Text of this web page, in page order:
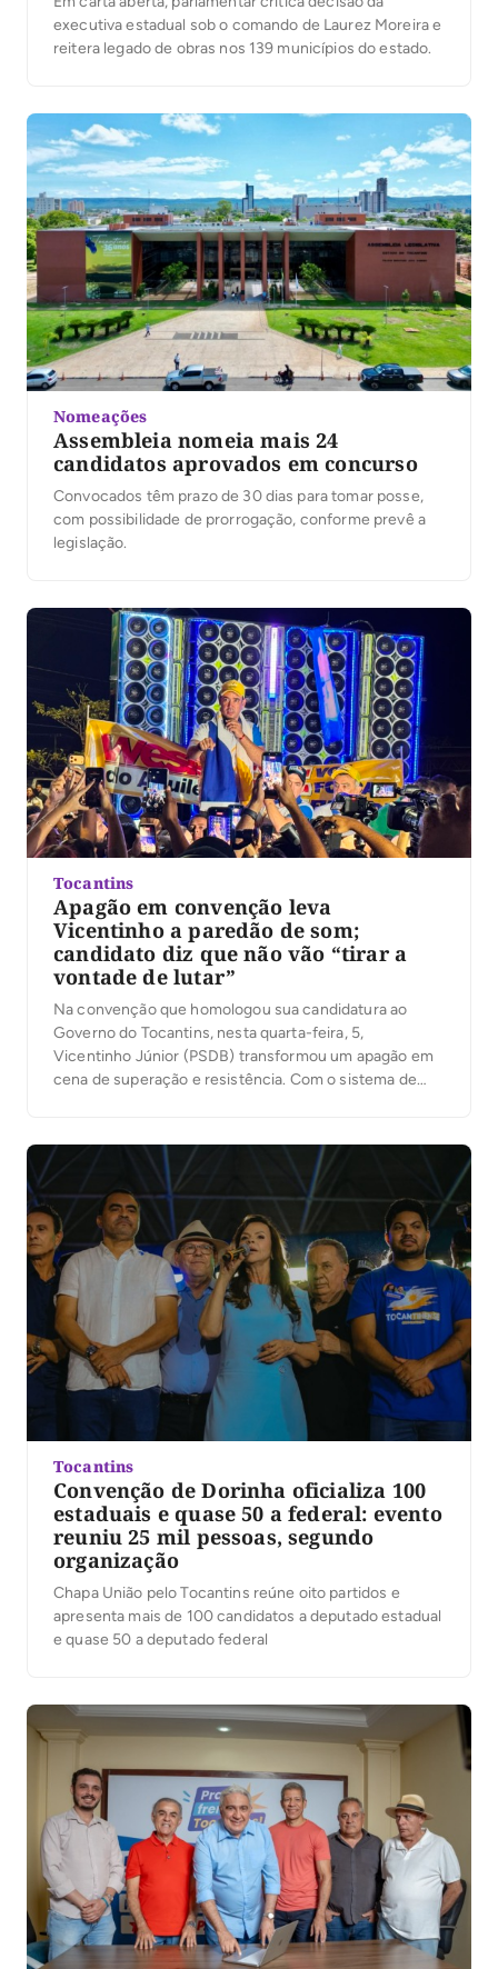
executiva estadual sob o comando de Laurez Moreira e
reitera legado de obras nos 139 municípios do estado.
Nomeações
Assembleia nomeia mais 24
candidatos aprovados em concurso
Convocados têm prazo de 30 dias para tomar posse,
com possibilidade de prorrogação, conforme prevê a
legislação.
Tocantins
Apagão em convenção leva
Vicentinho a paredão de som;
candidato diz que não vão “tirar a
vontade de lutar”
Na convenção que homologou sua candidatura ao
Governo do Tocantins, nesta quarta-feira, 5,
Vicentinho Júnior (PSDB) transformou um apagão em
cena de superação e resistência. Com o sistema de
palco, subiu em um paredão de som e, iluminado por
Tocantins
Convenção de Dorinha oficializa 100
estaduais e quase 50 a federal: evento
reuniu 25 mil pessoas, segundo
organização
Chapa União pelo Tocantins reúne oito partidos e
apresenta mais de 100 candidatos a deputado estadual
e quase 50 a deputado federal